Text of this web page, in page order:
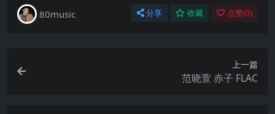
80music 分享 收藏 点赞(0)
上一篇
范晓萱 赤子 FLAC